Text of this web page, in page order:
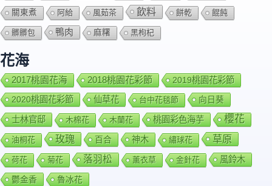
關東煮 阿給 風茹茶 飲料 餅乾 餛飩
髒髒包 鴨肉 麻糬 黑枸杞
花海
2017桃園花海 2018桃園花彩節
2019桃園花彩節
2020桃園花彩節
仙草花 台中花毯節 向日葵
士林官邸 木棉花 木蘭花 桃園彩色海芋 櫻花
油桐花 玫瑰 百合 神木 繡球花 草原
荷花 菊花 落羽松 薰衣草 金針花 風鈴木
鬱金香 魯冰花